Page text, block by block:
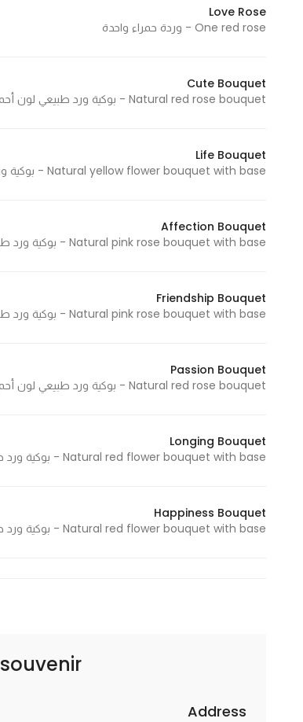
Love Rose
One red rose - وردة حمراء واحدة
Cute Bouquet
Natural red rose bouquet - بوكية ورد طبيعي لون أحمر Medium size - حجم وسط
Life Bouquet
Natural yellow flower bouquet with base - بوكية ورد طبيعي لون أصفر مع قاعدة Small size - حجم صغير
Affection Bouquet
Natural pink rose bouquet with base - بوكية ورد طبيعي لون زهري مع قاعدة Small size - حجم صغير
Friendship Bouquet
Natural pink rose bouquet with base - بوكية ورد طبيعي لون زهري مع قاعدة Medium size - حجم وسط
Passion Bouquet
Natural red rose bouquet - بوكية ورد طبيعي لون أحمر Medium size - حجم وسط
Longing Bouquet
Natural red flower bouquet with base - بوكية ورد طبيعي لون أحمر مع قاعدة Medium size - حجم وسط
Happiness Bouquet
Natural red flower bouquet with base - بوكية ورد طبيعي لون أحمر مع قاعدة Small size - حجم صغير
souvenir – تذكار
Address
you visit our
site, you
seeing
personalized